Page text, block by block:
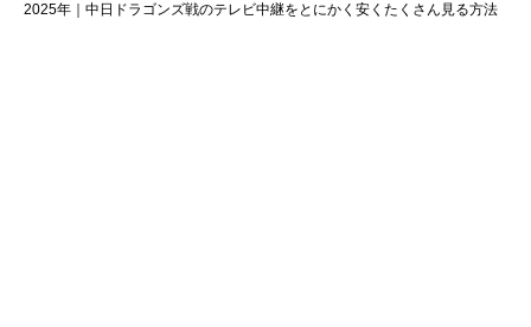
2025年｜中日ドラゴンズ戦のテレビ中継をとにかく安くたくさん見る方法